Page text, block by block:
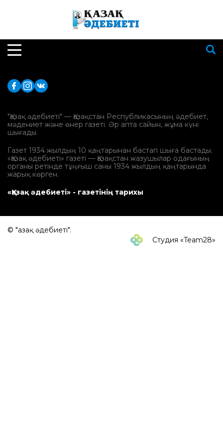
"Қазақ әдебиеті" — Қазақстан Республикасының әдебиет,
мәдениет және өнер газеті. Әр апта сайын, жұма күні
шығады.
Газет 1934 жылдың 10 қаңтарынан бастап шыға бастады.
«Қазақ әдебиеті» газеті — Қазақстан жазушылар одағының
органы ретінде тұңғыш саны 1934 жылдың қаңтарында
жарық көрген.
«Қазақ әдебиеті» - газетінің тарихы
© "Қазақ әдебиеті".
Студия «Team28»